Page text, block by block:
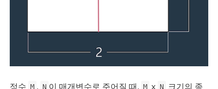
정수 M , N 이 매개변수로 주어질 때, M x N 크기의 종